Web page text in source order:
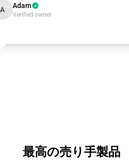
A Adam
Verified owner
最高の売り手製品